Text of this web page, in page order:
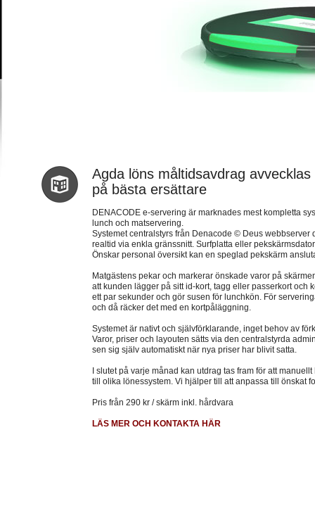
Agda löns måltidsavdrag
på bästa ersättare
DENACODE e-servering är marknades mest kompletta
lunch och matservering.
Systemet centralstyrs från Denacode © Deus webbserver
realtid via enkla gränssnitt. Surfplatta eller
Önskar personal översikt kan en speglad pekskärm
Matgästens pekar och markerar önskade varor på
att kunden lägger på sitt id-kort, tagg eller passerkort och
ett par sekunder och gör susen för lunchkön. För
och då räcker det med en kortpåläggning.
Systemet är nativt och självförklarande, inget behov av
Varor, priser och layouten sätts via den centralstyrda
sen sig själv automatiskt när nya priser har blivit satta.
I slutet på varje månad kan utdrag tas fram för att
till olika lönessystem. Vi hjälper till att anpassa till önskat
Pris från 290 kr / skärm inkl. hårdvara
LÄS MER OCH KONTAKTA HÄR